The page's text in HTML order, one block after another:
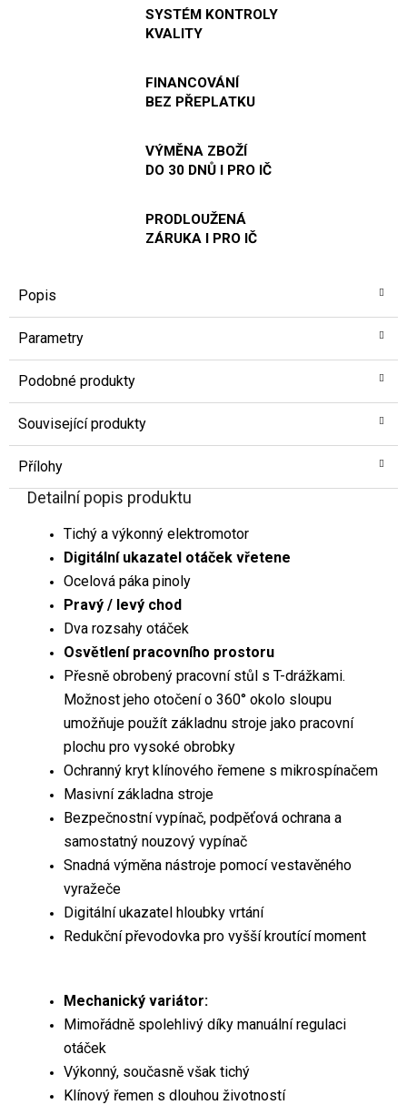
SYSTÉM KONTROLY
KVALITY
FINANCOVÁNÍ
BEZ PŘEPLATKU
VÝMĚNA ZBOŽÍ
DO 30 DNŮ I PRO IČ
PRODLOUŽENÁ
ZÁRUKA I PRO IČ
Popis
Parametry
Podobné produkty
Související produkty
Přílohy
Detailní popis produktu
Tichý a výkonný elektromotor
Digitální ukazatel otáček vřetene
Ocelová páka pinoly
Pravý / levý chod
Dva rozsahy otáček
Osvětlení pracovního prostoru
Přesně obrobený pracovní stůl s T-drážkami.
Možnost jeho otočení o 360° okolo sloupu
umožňuje použít základnu stroje jako pracovní
plochu pro vysoké obrobky
Ochranný kryt klínového řemene s mikrospínačem
Masivní základna stroje
Bezpečnostní vypínač, podpěťová ochrana a
samostatný nouzový vypínač
Snadná výměna nástroje pomocí vestavěného
vyražeče
Digitální ukazatel hloubky vrtání
Redukční převodovka pro vyšší kroutící moment
Mechanický variátor:
Mimořádně spolehlivý díky manuální regulaci
otáček
Výkonný, současně však tichý
Klínový řemen s dlouhou životností